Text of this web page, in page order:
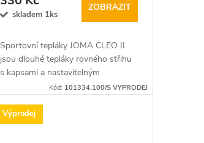
skladem 1ks
ZOBRAZIT
Sportovní tepláky JOMA CLEO II
jsou dlouhé tepláky rovného střihu
s kapsami a nastavitelným
elastickým pasem se šňůrkou.
Kód: 101334.100/S VYPRODEJ
Výprodej